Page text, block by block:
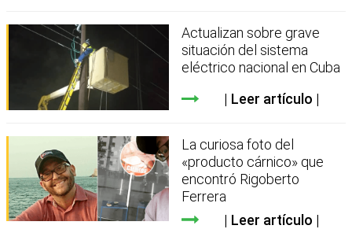
Actualizan sobre grave
situación del sistema
eléctrico nacional en Cuba
Leer artículo
La curiosa foto del
«producto cárnico» que
encontró Rigoberto
Ferrera
Leer artículo